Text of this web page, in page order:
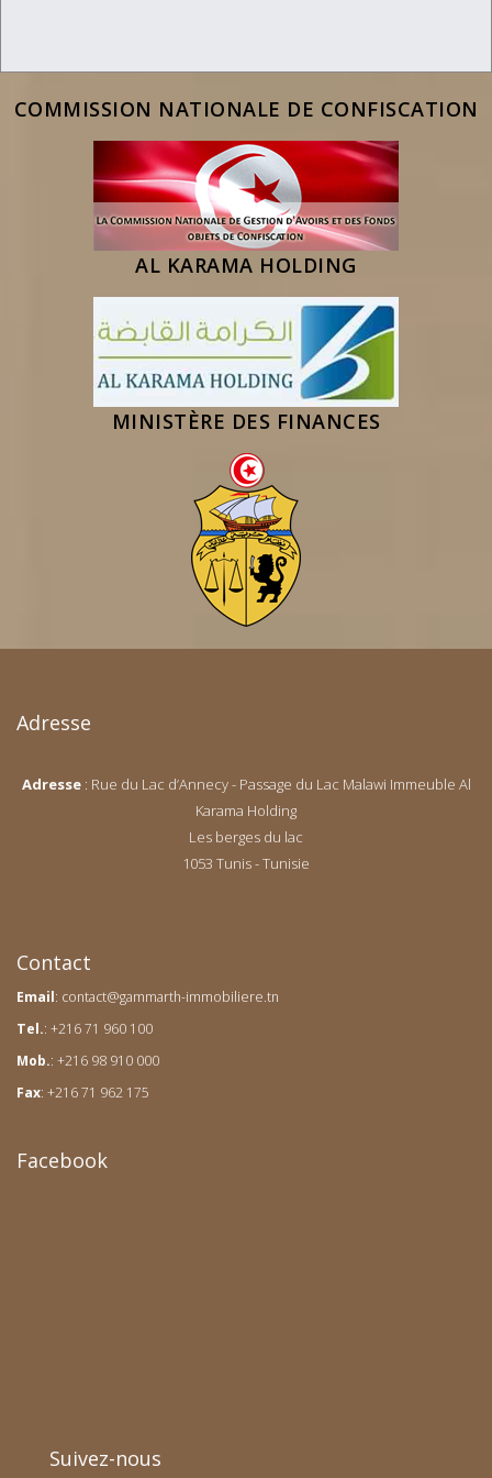
COMMISSION NATIONALE DE CONFISCATION
AL KARAMA HOLDING
MINISTÈRE DES FINANCES
Adresse
Adresse : Rue du Lac d’Annecy - Passage du Lac Malawi Immeuble Al
Karama Holding
Les berges du lac
1053 Tunis - Tunisie
Contact
Email: contact@gammarth-immobiliere.tn
Tel.: +216 71 960 100
Mob.: +216 98 910 000
Fax: +216 71 962 175
Facebook
Suivez-nous